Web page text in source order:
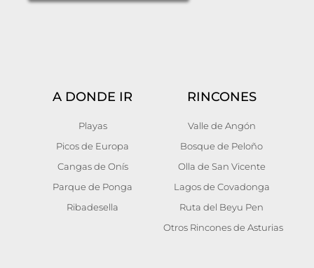
A DONDE IR
Playas
Picos de Europa
Cangas de Onís
Parque de Ponga
Ribadesella
RINCONES
Valle de Angón
Bosque de Peloño
Olla de San Vicente
Lagos de Covadonga
Ruta del Beyu Pen
Otros Rincones de Asturias